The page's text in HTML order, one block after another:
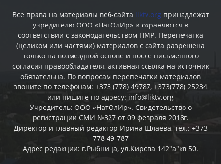
Все права на материалы веб-сайта liktv.org принадлежат
учредителю ООО «НатОлИр» и охраняются в
соответствии с законодательством ПМР. Перепечатка
(целиком или частями) материалов c сайта разрешена
только на возмездной основе и после письменного
согласия правообладателя, активная ссылка на источник
обязательна. По вопросам перепечатки материалов
звоните по телефонам: +373 (778) 49787, +373(778) 25234
или пишите по адресу: info@liktv.org
Учредитель: ООО «НатОлИр». Свидетельство о
регистрации СМИ №327 от 09 февраля 2018г.
Директор и главный редактор Ирина Шлаева, тел.: +373
778 49-787
Адрес редакции: г.Рыбница, ул.Кирова 142"а"кв 50.